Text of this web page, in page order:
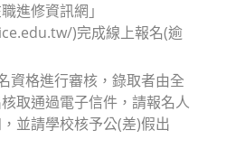
進修資訊網」
)完成線上報名(逾
資格進行審核，錄取者由全
取通過電子信件，請報名人
並請學校核予公(差)假出